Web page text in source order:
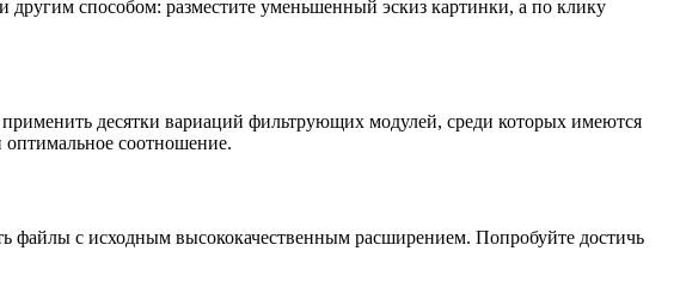
способом: разместите уменьшенный эскиз картинки, а по клику
десятки вариаций фильтрующих модулей, среди которых имеются
оптимальное соотношение.
с исходным высококачественным расширением. Попробуйте достичь